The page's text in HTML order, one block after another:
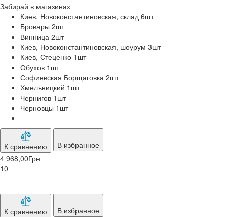
Забирай в магазинах
Киев, Новоконстантиновская, склад 6шт
Бровары 2шт
Винница 2шт
Киев, Новоконстантиновская, шоурум 3шт
Киев, Стеценко 1 шт
Обухов 1 шт
Софиевская Борщаговка 2шт
Хмельницкий 1 шт
Чернигов 1 шт
Черновцы 1 шт
К сравнению
В избранное
4 968,00Грн
10
К сравнению
В избранное